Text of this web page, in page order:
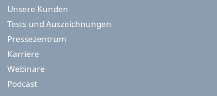
Unsere Kunden
Tests und Auszeichnungen
Pressezentrum
Karriere
Webinare
Podcast